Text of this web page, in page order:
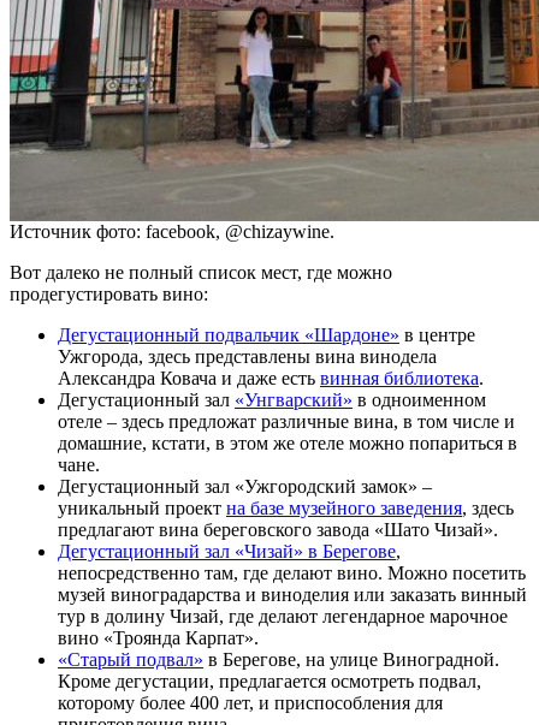
Источник фото: facebook, @chizaywine.
Вот далеко не полный список мест, где можно
продегустировать вино:
Дегустационный подвальчик «Шардоне» в центре
Ужгорода, здесь представлены вина винодела
Александра Ковача и даже есть винная библиотека.
Дегустационный зал «Унгварский» в одноименном
отеле – здесь предложат различные вина, в том числе и
домашние, кстати, в этом же отеле можно попариться в
чане.
Дегустационный зал «Ужгородский замок» –
уникальный проект на базе музейного заведения, здесь
предлагают вина береговского завода «Шато Чизай».
Дегустационный зал «Чизай» в Берегове,
непосредственно там, где делают вино. Можно посетить
музей виноградарства и виноделия или заказать винный
тур в долину Чизай, где делают легендарное марочное
вино «Троянда Карпат».
«Старый подвал» в Берегове, на улице Виноградной.
Кроме дегустации, предлагается осмотреть подвал,
которому более 400 лет, и приспособления для